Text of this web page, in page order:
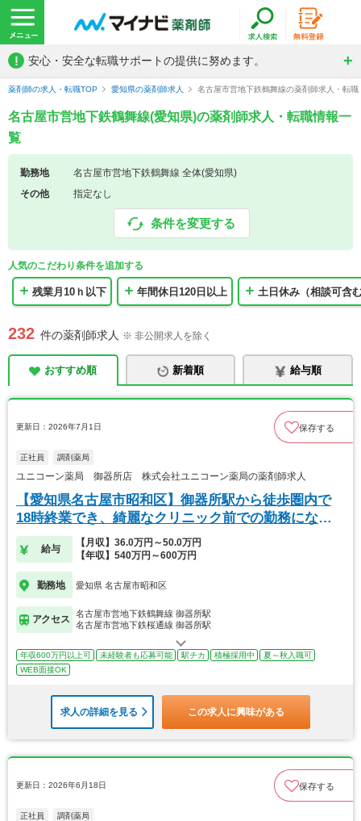
! 安心・安全な転職サポートの提供に努めます。
薬剤師の求人・転職TOP 愛知県の薬剤師求人 名古屋市営地下鉄鶴舞線の薬剤師求人・転職
名古屋市営地下鉄鶴舞線(愛知県)の薬剤師求人・転職情報一
覧
勤務地
名古屋市営地下鉄鶴舞線 全体(愛知県)
その他
指定なし
条件を変更する
人気のこだわり条件を追加する
残業月10ｈ以下 年間休日120日以上 土日休み（相談可含
232 件の薬剤師求人 ※ 非公開求人を除く
おすすめ順 新着順 給与順
更新日：2026年7月1日 保存する
正社員 調剤薬局
ユニコーン薬局 御器所店 株式会社ユニコーン薬局の薬剤師求人
【愛知県名古屋市昭和区】御器所駅から徒歩圏内で
18時終業でき、綺麗なクリニック前での勤務になり
ます。
給与
【月収】36.0万円～50.0万円
【年収】540万円～600万円
勤務地 愛知県 名古屋市昭和区
アクセス
名古屋市営地下鉄鶴舞線 御器所駅
名古屋市営地下鉄桜通線 御器所駅
年収600万円以上可 未経験者も応募可能 駅チカ 積極採用中
夏～秋入職可
WEB面接OK
求人の詳細を見る この求人に興味がある
更新日：2026年6月18日 保存する
正社員 調剤薬局